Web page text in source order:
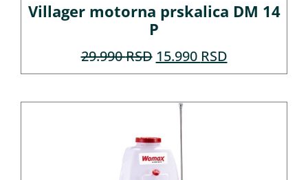
Villager motorna prskalica DM 14
P
29.990RSD 15.990 RSD